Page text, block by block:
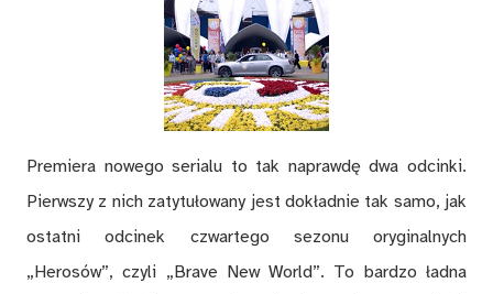
Premiera nowego serialu to tak naprawdę dwa odcinki.
Pierwszy z nich zatytułowany jest dokładnie tak samo, jak
ostatni odcinek czwartego sezonu oryginalnych
„Herosów”, czyli „Brave New World”. To bardzo ładna